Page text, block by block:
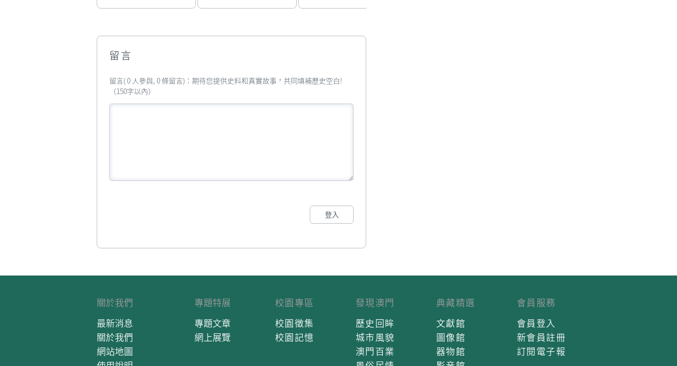
留言
留言( 0 人參與, 0 條留言)：期待您提供史料和真實故事，共同填補歷史空白!
（150字以內）
登入
關於我們
最新消息
關於我們
網站地圖
專題特展
專題文章
網上展覽
校園專區
校園徵集
校園記憶
發現澳門
歷史回眸
城市風貌
澳門百業
典藏精選
文獻館
圖像館
器物館
會員服務
會員登入
新會員註冊
訂閱電子報